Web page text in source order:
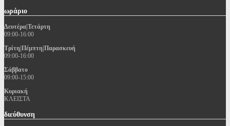
ωράριο
Δευτέρα|Τετάρτη
09:00-16:00
Τρίτη|Πέμπτη|Παρασκευή
09:00-16:00
Σάββατο
09:00-15:00
Κυριακή
ΚΛΕΙΣΤΑ
διεύθυνση